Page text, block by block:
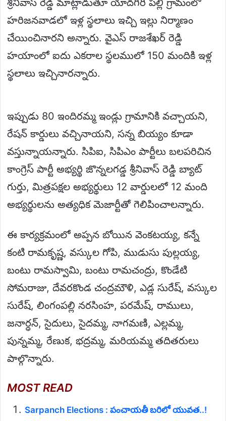
శ్రీనివాస్ రెడ్డి మాట్లాడుతూ యాదగిరి పల్లి గ్రామంలో
హరిజనవాడలో ఇళ్ల స్థలాలు ఇచ్చి ఇల్లు నిర్మాణం
చేయించినారని అన్నారు. వైఎస్ రాజశేఖర్ రెడ్డి
హయాంలో ఐదు ఎకరాల స్థలములో 150 మందికి ఇళ్ల
స్థలాలు ఇచ్చినారన్నారు.
ఇప్పుడు 80 ఇందిరమ్మ ఇండ్లు గ్రామానికి వచ్చాయని,
రేషన్ కార్డులు వచ్చినాయని, సన్న బియ్యం కూడా
వస్తున్నాయన్నారు. సిపిఐ, సిపిఎం పార్టీలు బలపరిచిన
కాంగ్రెస్ పార్టీ అభ్యర్థి జొన్నలగడ్డ శ్రీనివాస్ రెడ్డి బ్యాట్
గుర్తు, మిత్రపక్షల అభ్యర్థులు 12 వార్డులలో 12 మంది
అభ్యర్థులను అత్యధిక మెజార్టీతో గెలిపించాలన్నారు.
ఈ కార్యక్రమంలో అప్పన బోయిన వెంకటయ్య, కన్నే
కంటి రామకృష్ణ, వస్కుల గోపి, ముడుసు పుల్లయ్య,
బంటు రామస్వామి, బంటు రామచంద్రు, కొండేటి
సోమరాజు, దేవరకొండ చంద్రమౌళి, ఎడ్ల సురేష్, వస్కుల
సురేష్, లింగంపల్లి నరసింహ, పరమేష్, రాములు,
జనార్ధన్, సైదులు, సైదమ్మ, నాగమణి, ఎల్లమ్మ,
పున్నమ్మ, రేణుక, భద్రమ్మ, మరియమ్మ తదితరులు
పాల్గొన్నారు.
MOST READ
Sarpanch Elections : పంచాయతీ బరిలో యువత..!